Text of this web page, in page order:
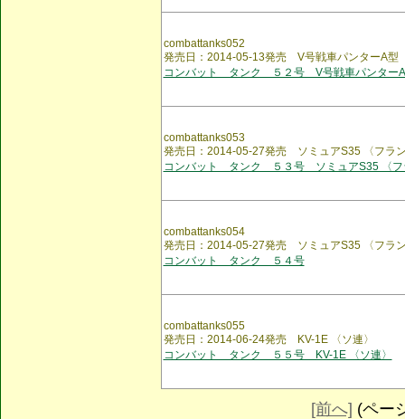
combattanks052
発売日：2014-05-13発売 V号戦車パンターA型
コンバット タンク ５２号 V号戦車パンター
combattanks053
発売日：2014-05-27発売 ソミュアS35 〈フラ
コンバット タンク ５３号 ソミュアS35 〈フ
combattanks054
発売日：2014-05-27発売 ソミュアS35 〈フラ
コンバット タンク ５４号
combattanks055
発売日：2014-06-24発売 KV-1E 〈ソ連〉
コンバット タンク ５５号 KV-1E 〈ソ連〉
[前へ] (ペー